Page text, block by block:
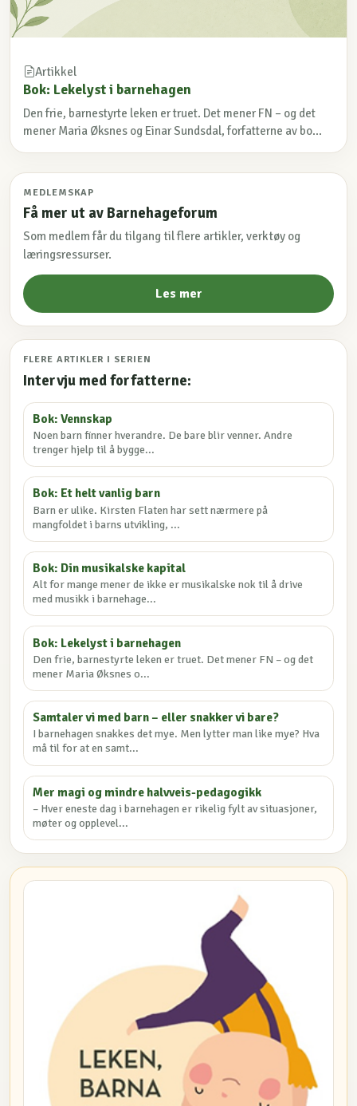
Artikkel
Bok: Lekelyst i barnehagen
Den frie, barnestyrte leken er truet. Det mener FN – og det
mener Maria Øksnes og Einar Sundsdal, forfatterne av bo...
MEDLEMSKAP
Få mer ut av Barnehageforum
Som medlem får du tilgang til flere artikler, verktøy og
læringsressurser.
Les mer
FLERE ARTIKLER I SERIEN
Intervju med forfatterne:
Bok: Vennskap
Noen barn finner hverandre. De bare blir venner. Andre
trenger hjelp til å bygge...
Bok: Et helt vanlig barn
Barn er ulike. Kirsten Flaten har sett nærmere på
mangfoldet i barns utvikling, ...
Bok: Din musikalske kapital
Alt for mange mener de ikke er musikalske nok til å drive
med musikk i barnehage...
Bok: Lekelyst i barnehagen
Den frie, barnestyrte leken er truet. Det mener FN – og det
mener Maria Øksnes o...
Samtaler vi med barn – eller snakker vi bare?
I barnehagen snakkes det mye. Men lytter man like mye? Hva
må til for at en samt...
Mer magi og mindre halvveis-pedagogikk
– Hver eneste dag i barnehagen er rikelig fylt av situasjoner,
møter og opplevel...